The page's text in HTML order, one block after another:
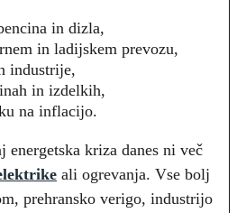
in dizla,
in ladijskem prevozu,
industrije,
in izdelkih,
na inflacijo.
energetska kriza danes ni več
ali ogrevanja. Vse bolj
prehransko verigo, industrijo